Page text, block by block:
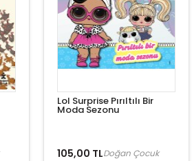
Lol Surprise Pırıltılı Bir
Moda Sezonu
105,00 TLDoğan Çocuk